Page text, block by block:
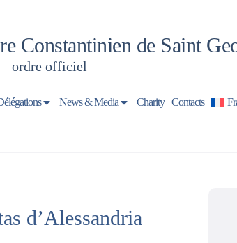
Constantinien de Saint
ordre officiel
News & Media Charity Contacts
d’Alessandria